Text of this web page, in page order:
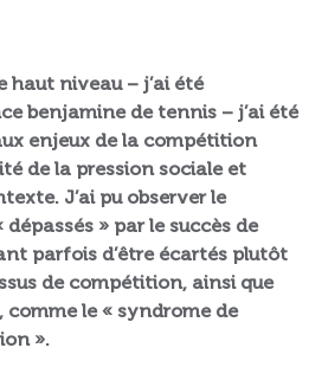
haut niveau – j’ai été
benjamine de tennis – j’ai été
enjeux de la compétition
de la pression sociale et
J’ai pu observer le
» par le succès de
parfois d’être écartés plutôt
de compétition, ainsi que
comme le « syndrome de
».